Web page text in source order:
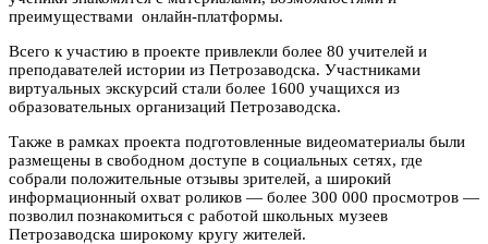
преимуществами онлайн-платформы.
Всего к участию в проекте привлекли более 80 учителей и
преподавателей истории из Петрозаводска. Участниками
виртуальных экскурсий стали более 1600 учащихся из
образовательных организаций Петрозаводска.
Также в рамках проекта подготовленные видеоматериалы были
размещены в свободном доступе в социальных сетях, где
собрали положительные отзывы зрителей, а широкий
информационный охват роликов — более 300 000 просмотров —
позволил познакомиться с работой школьных музеев
Петрозаводска широкому кругу жителей.